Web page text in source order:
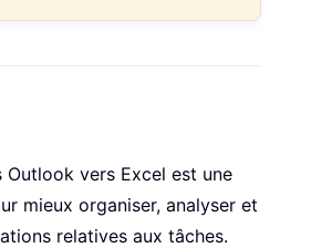
vers Excel est une
mieux organiser, analyser et
relatives aux tâches.